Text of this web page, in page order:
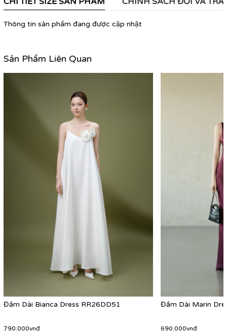
Thông tin sản phẩm đang được cập nhật
Sản Phẩm Liên Quan
Đầm Dài Bianca Dress RR26DD51
790.000vnđ
Đầm Dài Marin
690.000vnđ